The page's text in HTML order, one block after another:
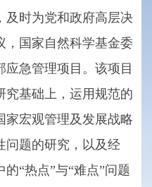
及时为党和政府高层决
，国家自然科学基金委
应急管理项目。该项目
究基础上，运用规范的
家宏观管理及发展战略
问题的研究，以及经
“热点”与“难点”问题